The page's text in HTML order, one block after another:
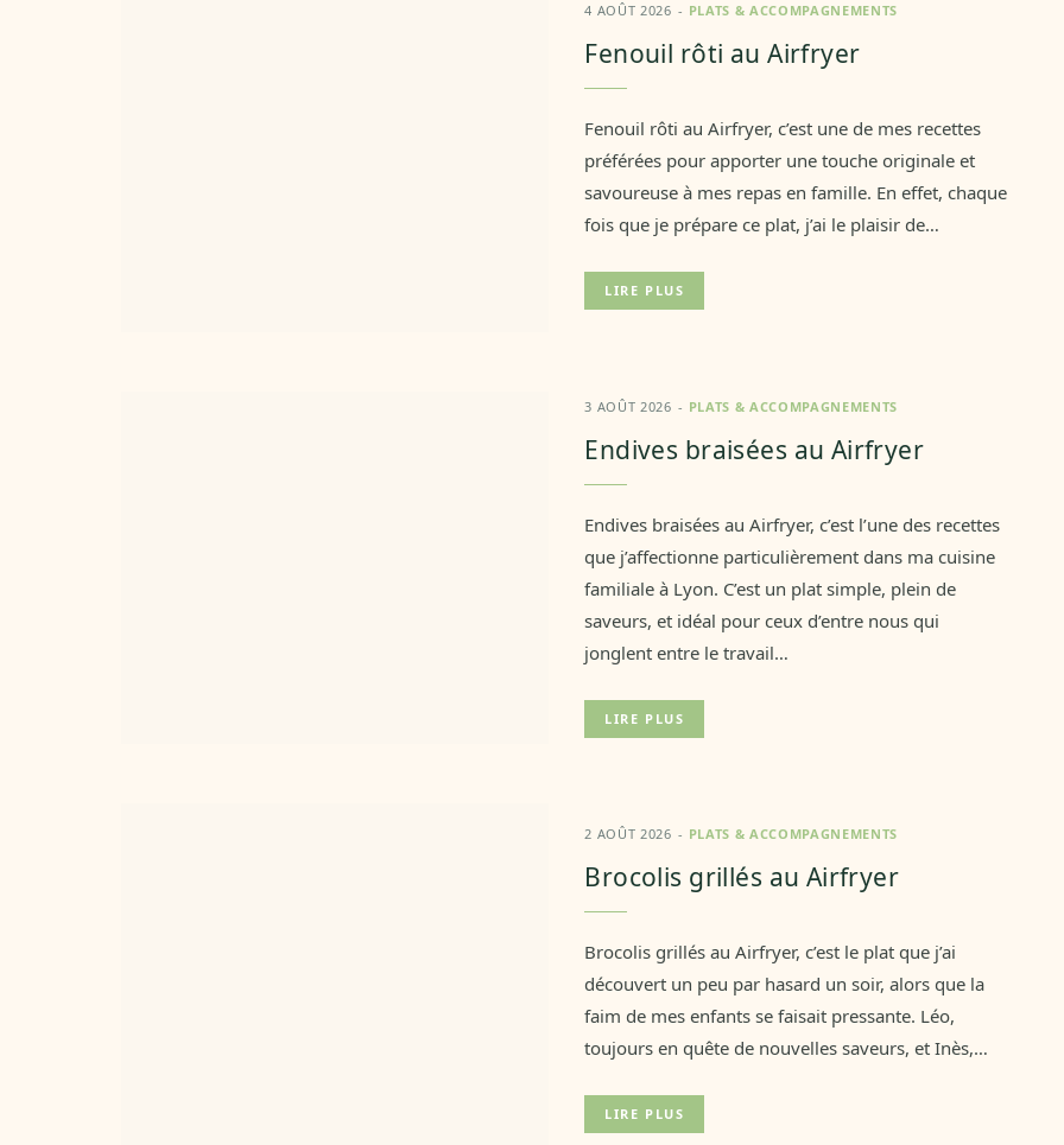
4 AOÛT 2026 PLATS & ACCOMPAGNEMENTS
Fenouil rôti au Airfryer
Fenouil rôti au Airfryer, c’est une de mes recettes
préférées pour apporter une touche originale et
savoureuse à mes repas en famille. En effet, chaque
fois que je prépare ce plat, j’ai le plaisir de…
LIRE PLUS
3 AOÛT 2026 PLATS & ACCOMPAGNEMENTS
Endives braisées au Airfryer
Endives braisées au Airfryer, c’est l’une des recettes
que j’affectionne particulièrement dans ma cuisine
familiale à Lyon. C’est un plat simple, plein de
saveurs, et idéal pour ceux d’entre nous qui
jonglent entre le travail…
LIRE PLUS
2 AOÛT 2026 PLATS & ACCOMPAGNEMENTS
Brocolis grillés au Airfryer
Brocolis grillés au Airfryer, c’est le plat que j’ai
découvert un peu par hasard un soir, alors que la
faim de mes enfants se faisait pressante. Léo,
toujours en quête de nouvelles saveurs, et Inès,…
LIRE PLUS